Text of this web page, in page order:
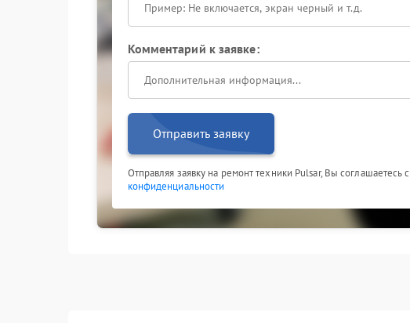
Комментарий к заявке:
Отправить заявку
Отправляя заявку на ремонт техники Pulsar, Вы соглашаетесь с
конфиденциальности